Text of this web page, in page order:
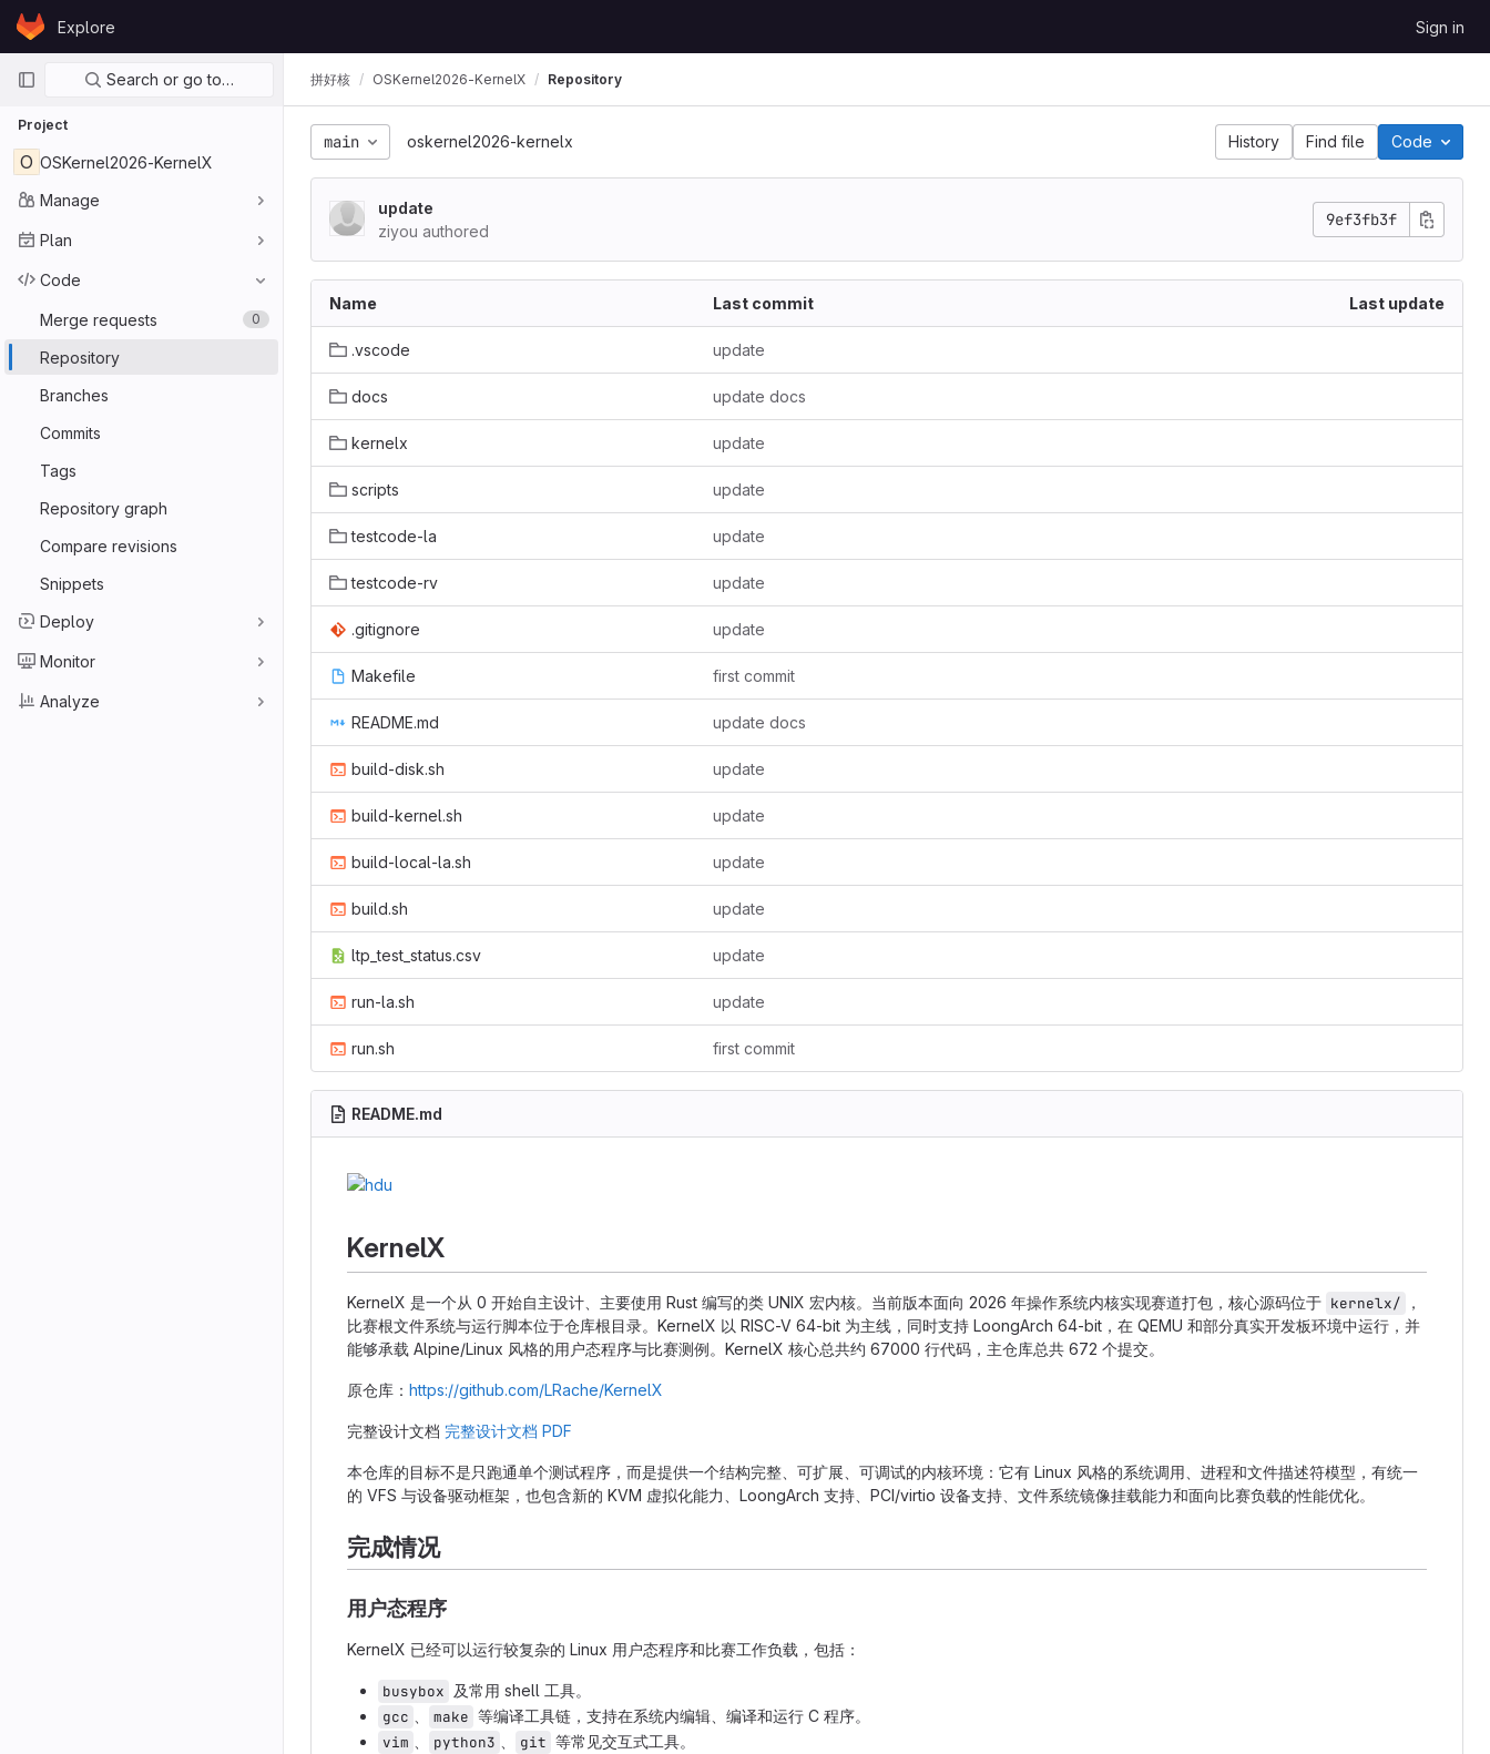
Skip to content
GitLabExplore Sign in
Primary navigation
Search or go to…
Project
O OSKernel2026-KernelX
Manage
Plan
Code
Merge requests 0
Repository
Branches
Commits
Tags
Repository graph
Compare revisions
Snippets
Deploy
Monitor
Analyze
拼好核 OSKernel2026-KernelX Repository
main oskernel2026-kernelx History Find file Code
update
ziyou authored
9ef3fb3f
Name Last commit Last update
.vscode update
docs update docs
kernelx update
scripts update
testcode-la update
testcode-rv update
.gitignore update
Makefile first commit
README.md update docs
build-disk.sh update
build-kernel.sh update
build-local-la.sh update
build.sh update
ltp_test_status.csv update
run-la.sh update
run.sh first commit
README.md
KernelX
KernelX 是一个从 0 开始自主设计、主要使用 Rust 编写的类 UNIX 宏内核。当前版本面向 2026 年操作系统内核实现赛道打包，核心源码位于 kernelx/
，
比赛根文件系统与运行脚本位于仓库根目录。KernelX 以 RISC-V 64-bit 为主线，同时支持 LoongArch 64-bit，在 QEMU 和部分真实开发板环境中运行，并
能够承载 Alpine/Linux 风格的用户态程序与比赛测例。KernelX 核心总共约 67000 行代码，主仓库总共 672 个提交。
原仓库： https://github.com/LRache/KernelX
完整设计文档 完整设计文档 PDF
本仓库的目标不是只跑通单个测试程序，而是提供一个结构完整、可扩展、可调试的内核环境：它有 Linux 风格的系统调用、进程和文件描述符模型，有统一
的 VFS 与设备驱动框架，也包含新的 KVM 虚拟化能力、LoongArch 支持、PCI/virtio 设备支持、文件系统镜像挂载能力和面向比赛负载的性能优化。
完成情况
用户态程序
KernelX 已经可以运行较复杂的 Linux 用户态程序和比赛工作负载，包括：
busybox 及常用 shell 工具。
gcc
make 等编译工具链，支持在系统内编辑、编译和运行 C 程序。
vim
python3 git 等常见交互式工具。